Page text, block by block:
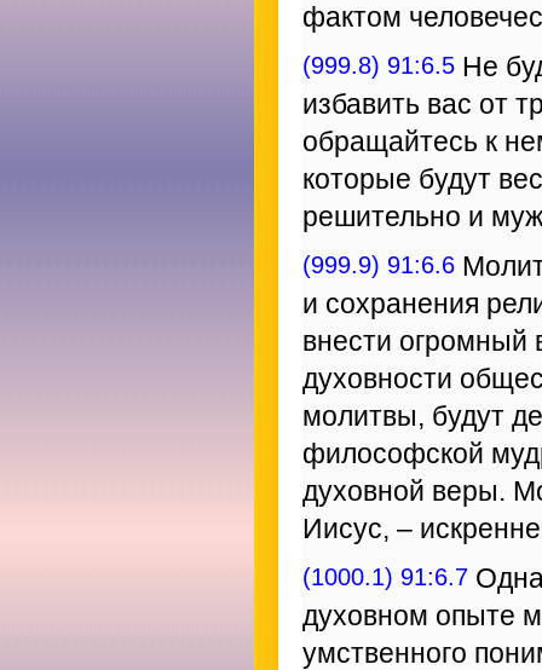
фактом
(999.8) 91:6.5 Не
избавить вас от
обращайтесь к
которые будут
решительно и
(999.9) 91:6.6
и сохранения
внести огромный
духовности
молитвы, будут
философской
духовной веры.
Иисус, –
(1000.1) 91:6.7
духовном опыте
умственного